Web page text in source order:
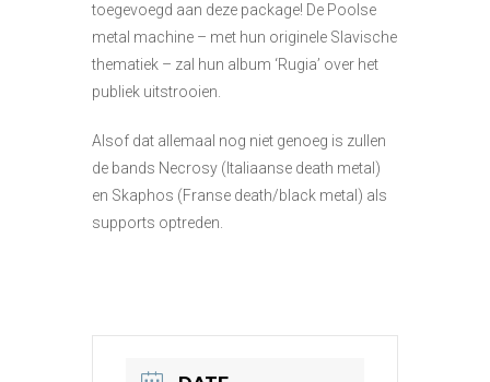
toegevoegd aan deze package! De Poolse
metal machine – met hun originele Slavische
thematiek – zal hun album ‘Rugia’ over het
publiek uitstrooien.
Alsof dat allemaal nog niet genoeg is zullen
de bands Necrosy (Italiaanse death metal)
en Skaphos (Franse death/black metal) als
supports optreden.